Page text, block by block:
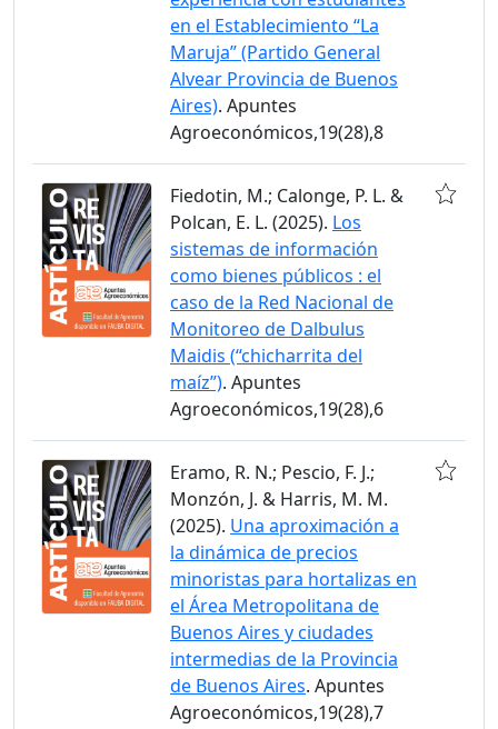
en el Establecimiento “La
Maruja” (Partido General
Alvear Provincia de Buenos
Aires). Apuntes
Agroeconómicos,19(28),8
Fiedotin, M.; Calonge, P. L. &
Polcan, E. L. (2025). Los
sistemas de información
como bienes públicos : el
caso de la Red Nacional de
Monitoreo de Dalbulus
Maidis (“chicharrita del
maíz”). Apuntes
Agroeconómicos,19(28),6
Eramo, R. N.; Pescio, F. J.;
Monzón, J. & Harris, M. M.
(2025). Una aproximación a
la dinámica de precios
minoristas para hortalizas en
el Área Metropolitana de
Buenos Aires y ciudades
intermedias de la Provincia
de Buenos Aires. Apuntes
Agroeconómicos,19(28),7